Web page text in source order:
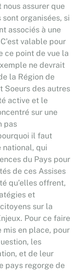
assurer que
organisées, si
associés à une
valable pour
ce point de vue la
ne devrait
la Région de
Soeurs des autres
active et le
sur une
pas
il faut
national, qui
du Pays pour
de ces Assises
qu’elles offrent,
et
sur la
Pour ce faire
mis en place, pour
les
et de leur
pays regorge de